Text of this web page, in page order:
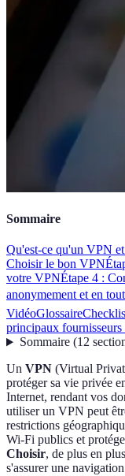
Sommaire
Qu'est-ce qu'un VPN
Choisir le bon VPN
votre VPNÉtape 4 :
anonymement et en
VidéoGlossaire
principaux
Sommaire(12
Un VPN (Virtual
protéger sa vie privée
Internet, rendant vos
utiliser un VPN peut
restrictions
Wi-Fi publics et
Choisir, de plus en
s'assurer une